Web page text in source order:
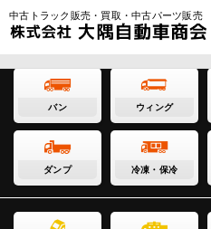
中古トラック販売・買取・中古パーツ販売
バン ウィング
ダンプ 冷凍・保冷